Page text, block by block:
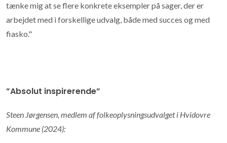
tænke mig at se flere konkrete eksempler på sager, der er
arbejdet med i forskellige udvalg, både med succes og med
fiasko."
”Absolut inspirerende”
Steen Jørgensen, medlem af folkeoplysningsudvalget i Hvidovre
Kommune (2024):